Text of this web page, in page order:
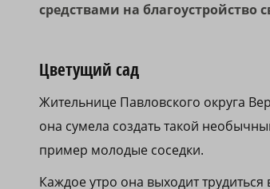
средствами на благоустройство
Цветущий сад
Жительнице Павловского округа
она сумела создать такой
пример молодые соседки.
Каждое утро она выходит